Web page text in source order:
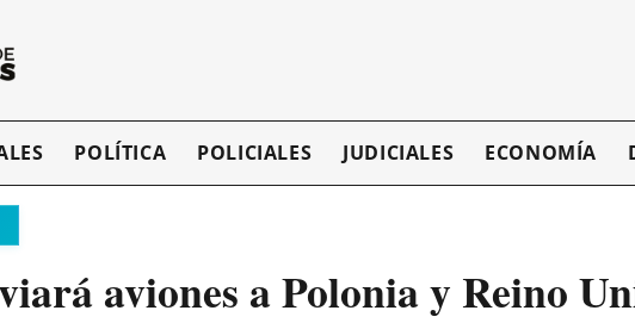
POLÍTICA POLICIALES JUDICIALES ECONOMÍA
aviones a Polonia y Reino